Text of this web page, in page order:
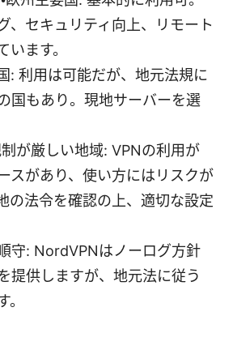
、セキュリティ向上、リモート
います。
: 利用は可能だが、地元法規に
国もあり。現地サーバーを選
制が厳しい地域: VPNの利用が
スがあり、使い方にはリスクが
の法令を確認の上、適切な設定
守: NordVPNはノーログ方針
提供しますが、地元法に従う